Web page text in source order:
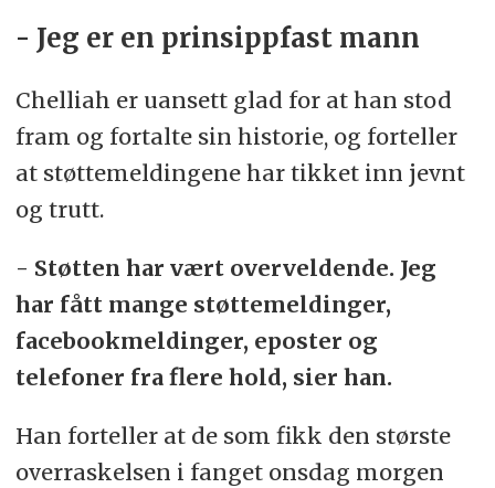
- Jeg er en prinsippfast mann
Chelliah er uansett glad for at han stod
fram og fortalte sin historie, og forteller
at støttemeldingene har tikket inn jevnt
og trutt.
- Støtten har vært overveldende. Jeg
har fått mange støttemeldinger,
facebookmeldinger, eposter og
telefoner fra flere hold, sier han.
Han forteller at de som fikk den største
overraskelsen i fanget onsdag morgen